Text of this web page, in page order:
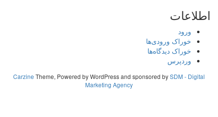
اطلاعات
ورود
خوراک ورودی‌ها
خوراک دیدگاه‌ها
وردپرس
CarzineTheme, Powered by WordPress and sponsored bySDM - Digital
Marketing Agency